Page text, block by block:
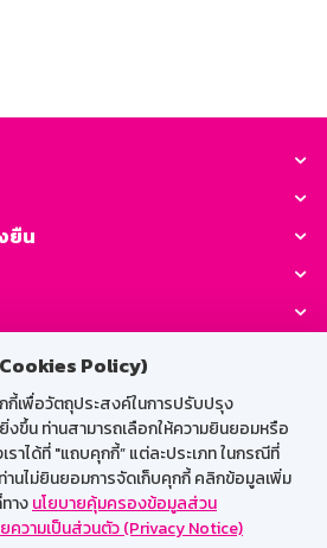
Policy)
กกี้เพื่อวัตถุประสงค์ในการปรับปรุง
ขึ้น ท่านสามารถเลือกให้ความยินยอมหรือ
าได้ที่ "แถบคุกกี้” แต่ละประเภท ในกรณีที่
านไม่ยินยอมการจัดเก็บคุกกี้ คลิกข้อมูลเพิ่ม
างนโยบายคุ้มครองข้อมูลส่วน
ความเป็นส่วนตัว (Privacy Notice)
ยืน
GSB Society:
หรับพนักงาน
Wisdom
M-Search